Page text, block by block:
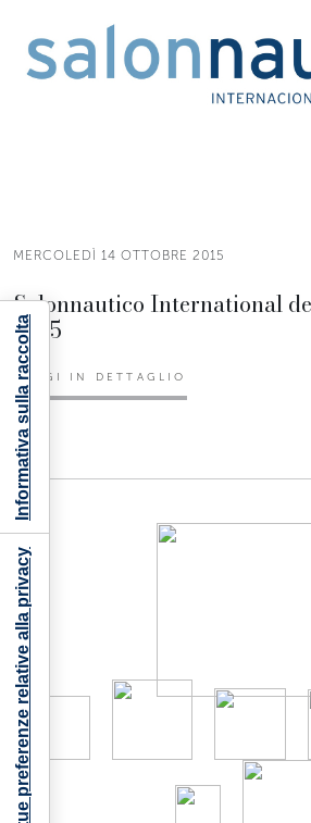
MERCOLEDÌ 14 OTTOBRE 2015
Salonnautico International
2015
LEGGI IN DETTAGLIO
Le tue preferenze relative alla privacy
Informativa sulla raccolta